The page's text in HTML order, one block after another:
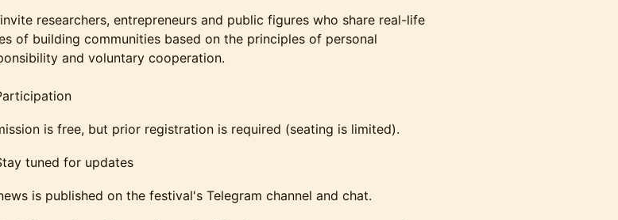
researchers, entrepreneurs and public figures who share real-life
of building communities based on the principles of personal
and voluntary cooperation.
is free, but prior registration is required (seating is limited).
tuned for updates
is published on the festival's Telegram channel and chat.